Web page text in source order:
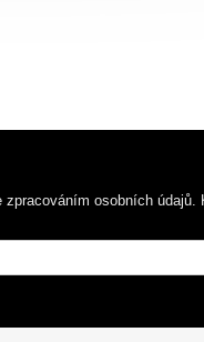
osobních údajů.